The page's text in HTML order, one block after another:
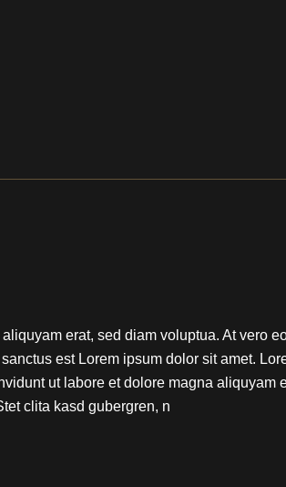
erat, sed diam voluptua. At vero
est Lorem ipsum dolor sit amet.
ut labore et dolore magna aliquyam
clita kasd gubergren, n